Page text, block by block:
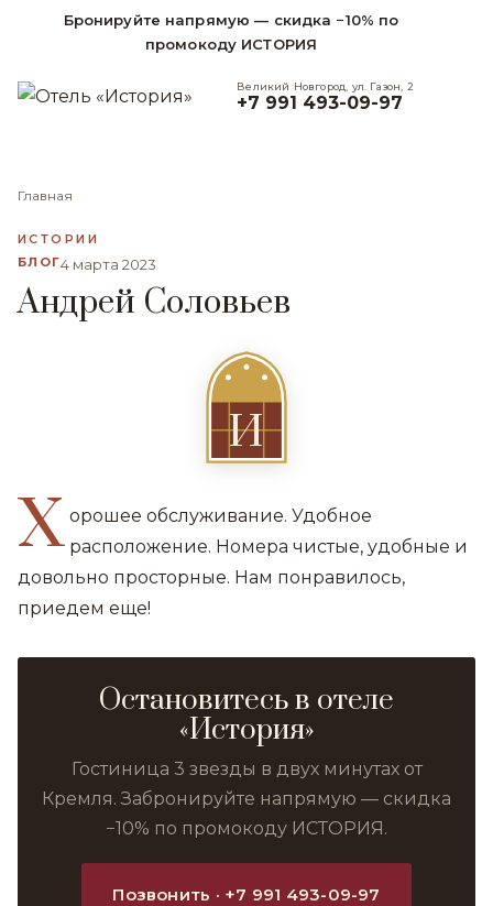
Бронируйте напрямую — скидка −10% по
промокоду ИСТОРИЯ
Великий Новгород, ул. Газон, 2
+7 991 493-09-97
Главная
ИСТОРИИ
БЛОГ4 марта 2023
Андрей Соловьев
И
Х орошее обслуживание. Удобное
расположение. Номера чистые, удобные и
довольно просторные. Нам понравилось,
приедем еще!
Остановитесь в отеле
«История»
Гостиница 3 звезды в двух минутах от
Кремля. Забронируйте напрямую — скидка
−10% по промокоду ИСТОРИЯ.
Позвонить · +7 991 493-09-97